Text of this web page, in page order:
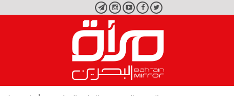
تويتر فيسبوكيوتيوبانستجرامتليجرام